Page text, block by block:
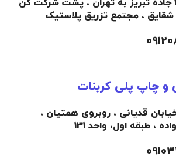
تبریز ، کیلومتر 22 جاده تبریز به تهران ، پشت شرکت کن
شقایق ، مجتمع تزریق پلاستیک
و چاپ پلی کربنات
قدیانی ، روبروی همتیان ،
، طبقه اول، واحد 131